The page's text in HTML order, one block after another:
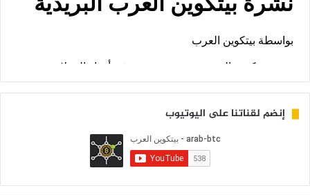
إنضم لقناتنا على اليوتيوب